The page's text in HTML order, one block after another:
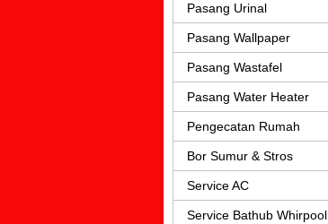
Pasang Urinal
Pasang Wallpaper
Pasang Wastafel
Pasang Water Heater
Pengecatan Rumah
Bor Sumur & Stros
Service AC
Service Bathub Whirpool